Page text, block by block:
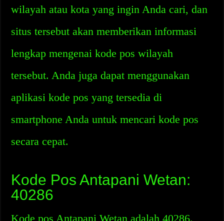
wilayah atau kota yang ingin Anda cari, dan
situs tersebut akan memberikan informasi
lengkap mengenai kode pos wilayah
tersebut. Anda juga dapat menggunakan
aplikasi kode pos yang tersedia di
smartphone Anda untuk mencari kode pos
secara cepat.
Kode Pos Antapani Wetan:
40286
Kode pos Antapani Wetan adalah 40286.